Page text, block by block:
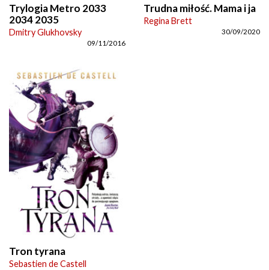
Trylogia Metro 2033
2034 2035
Dmitry Glukhovsky
09/11/2016
Trudna miłość. Mama i ja
Regina Brett
30/09/2020
Tron tyrana
Sebastien de Castell